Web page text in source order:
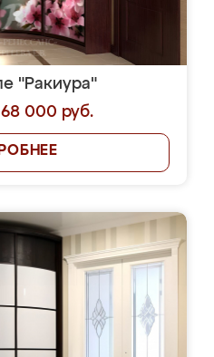
"Ракиура"
000 руб.